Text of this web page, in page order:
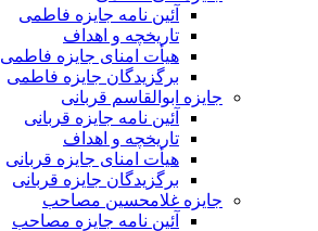
آئین نامه جایزه فاطمی
تاریخچه و اهداف
هیأت امنای جایزه فاطمی
برگزیدگان جایزه فاطمی
جایزه ابوالقاسم قربانی
آئین نامه جایزه قربانی
تاریخچه و اهداف
هیأت امنای جایزه قربانی
برگزیدگان جایزه قربانی
جایزه غلامحسین مصاحب
آئین نامه جایزه مصاحب